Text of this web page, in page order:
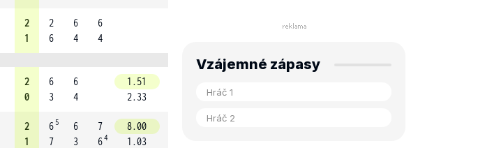
2
1
2
6
6
4
6
4
2
0
6
3
6
4
1.51
2.33
2
1
6 5
7
6
3
7
64
8.00
1.03
Vzájemné zápasy